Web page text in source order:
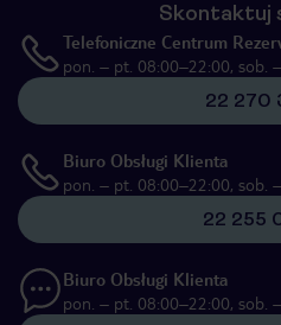
Skontaktuj
Telefoniczne Centrum
pon. – pt. 08:00–22:00, sob.
22 270
Biuro Obsługi Klienta
pon. – pt. 08:00–22:00, sob.
22 255
Biuro Obsługi Klienta
pon. – pt. 08:00–22:00, sob.